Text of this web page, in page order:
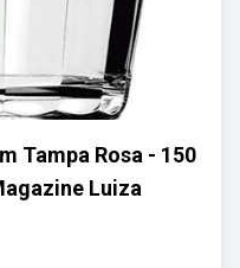
Tampa Rosa - 150
Luiza